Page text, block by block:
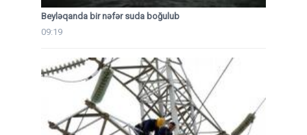
Beyləqanda bir nəfər suda boğulub
09:19